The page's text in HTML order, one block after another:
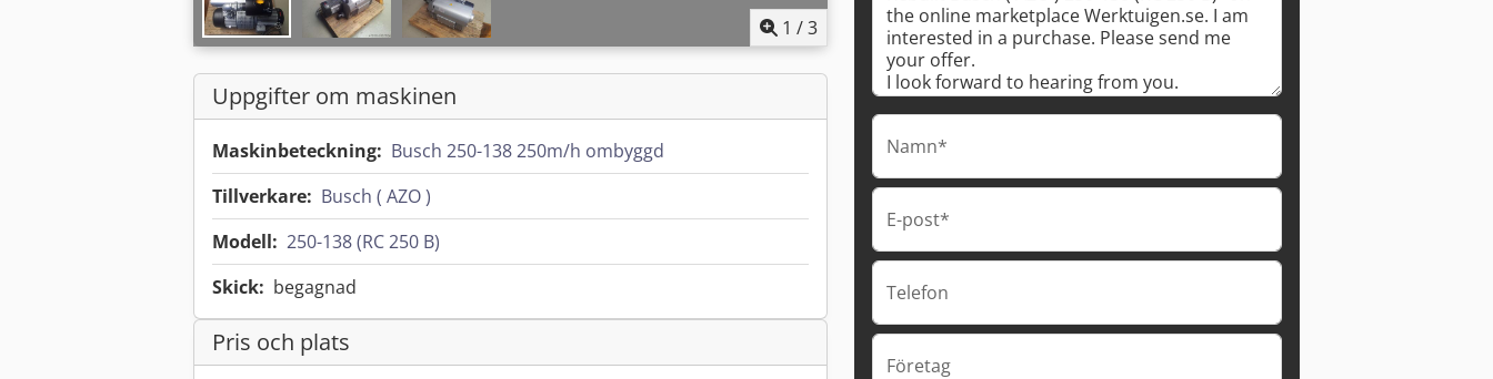
1 /3
Uppgifter om maskinen
Maskinbeteckning: Busch 250-138 250m/h ombyggd
Tillverkare: Busch ( AZO )
Modell: 250-138 (RC 250 B)
Skick: begagnad
Pris och plats
Namn*
E-post*
Telefon
Företag